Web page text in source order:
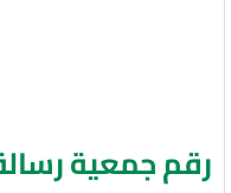
رقم جمعية